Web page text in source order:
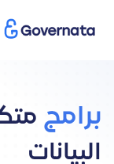
برامج
البيانات